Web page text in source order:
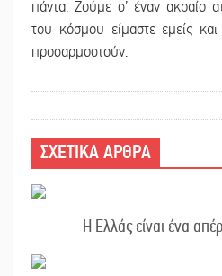
πάντα. Ζούμε σ’ έναν ακραίο
του κόσμου είμαστε εμείς
προσαρμοστούν.
ΣΧΕΤΙΚΑ ΑΡΘΡΑ
Η Ελλάς είναι ένα